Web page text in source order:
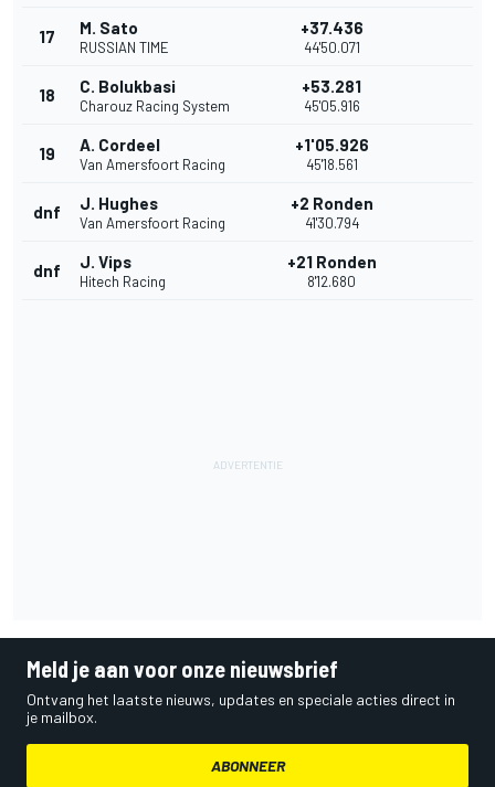
17 M. Sato
RUSSIAN TIME
+37.436
44'50.071
18 C. Bolukbasi
Charouz Racing System
+53.281
45'05.916
19 A. Cordeel
Van Amersfoort Racing
+1'05.926
45'18.561
dnf J. Hughes
Van Amersfoort Racing
+2 Ronden
41'30.794
dnf J. Vips
Hitech Racing
+21 Ronden
8'12.680
Meld je aan voor onze nieuwsbrief
Ontvang het laatste nieuws, updates en speciale acties direct in
je mailbox.
ABONNEER